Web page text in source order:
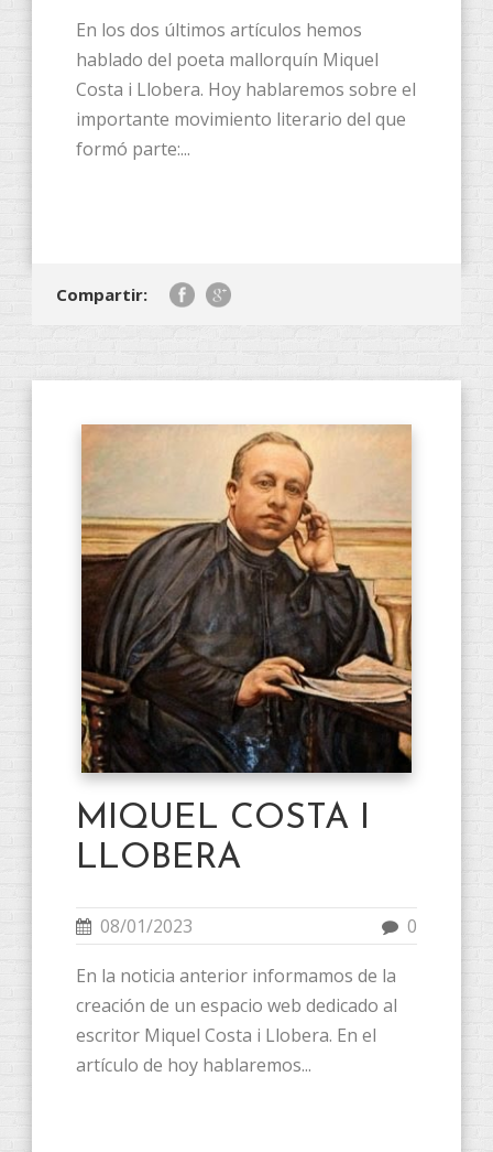
En los dos últimos artículos hemos
hablado del poeta mallorquín Miquel
Costa i Llobera. Hoy hablaremos sobre el
importante movimiento literario del que
formó parte:...
Compartir:
MIQUEL COSTA I
LLOBERA
08/01/2023 0
En la noticia anterior informamos de la
creación de un espacio web dedicado al
escritor Miquel Costa i Llobera. En el
artículo de hoy hablaremos...